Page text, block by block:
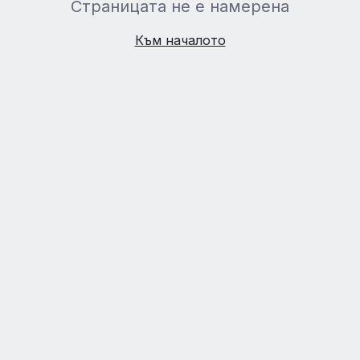
Страницата не е намерена
Към началото